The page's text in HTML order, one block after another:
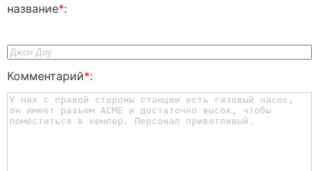
название*:
Комментарий*: